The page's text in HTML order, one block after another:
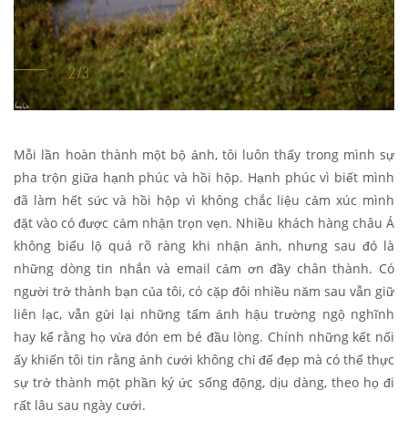
Mỗi lần hoàn thành một bộ ảnh, tôi luôn thấy trong mình sự
pha trộn giữa hạnh phúc và hồi hộp. Hạnh phúc vì biết mình
đã làm hết sức và hồi hộp vì không chắc liệu cảm xúc mình
đặt vào có được cảm nhận trọn vẹn. Nhiều khách hàng châu Á
không biểu lộ quá rõ ràng khi nhận ảnh, nhưng sau đó là
những dòng tin nhắn và email cảm ơn đầy chân thành. Có
người trở thành bạn của tôi, có cặp đôi nhiều năm sau vẫn giữ
liên lạc, vẫn gửi lại những tấm ảnh hậu trường ngộ nghĩnh
hay kể rằng họ vừa đón em bé đầu lòng. Chính những kết nối
ấy khiến tôi tin rằng ảnh cưới không chỉ để đẹp mà có thể thực
sự trở thành một phần ký ức sống động, dịu dàng, theo họ đi
rất lâu sau ngày cưới.